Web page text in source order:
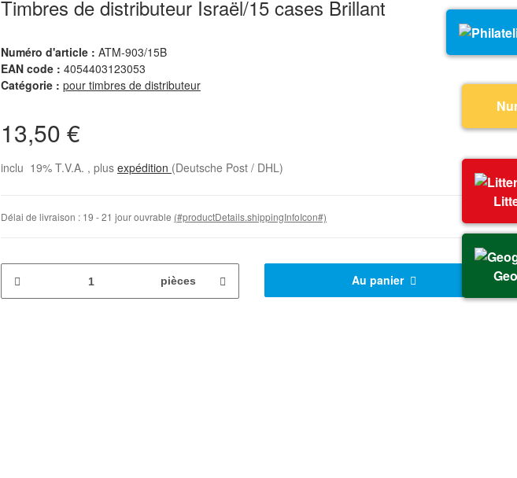
Timbres de distributeur Israël/15 cases Brillant
Numéro d'article : ATM-903/15B
EAN code : 4054403123053
Catégorie : pour timbres de distributeur
13,50 €
inclu 19% T.V.A. , plus expédition (Deutsche Post / DHL)
Délai de livraison : 19 - 21 jour ouvrable (#productDetails.shippingInfoIcon#)
pièces Au panier